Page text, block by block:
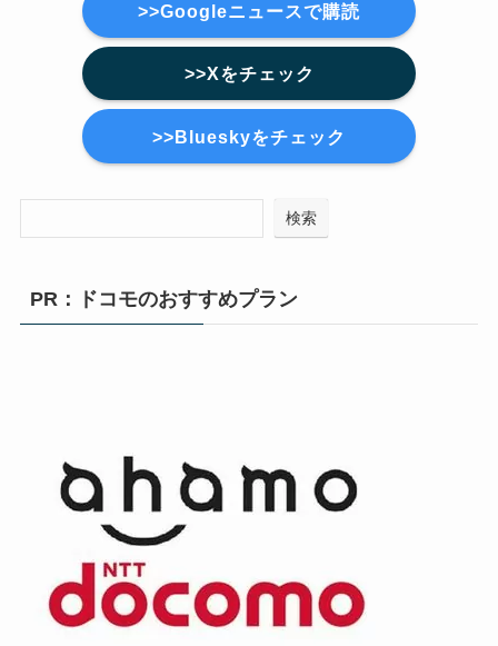
>>Googleニュースで購読
>>Xをチェック
>>Blueskyをチェック
検索
PR：ドコモのおすすめプラン